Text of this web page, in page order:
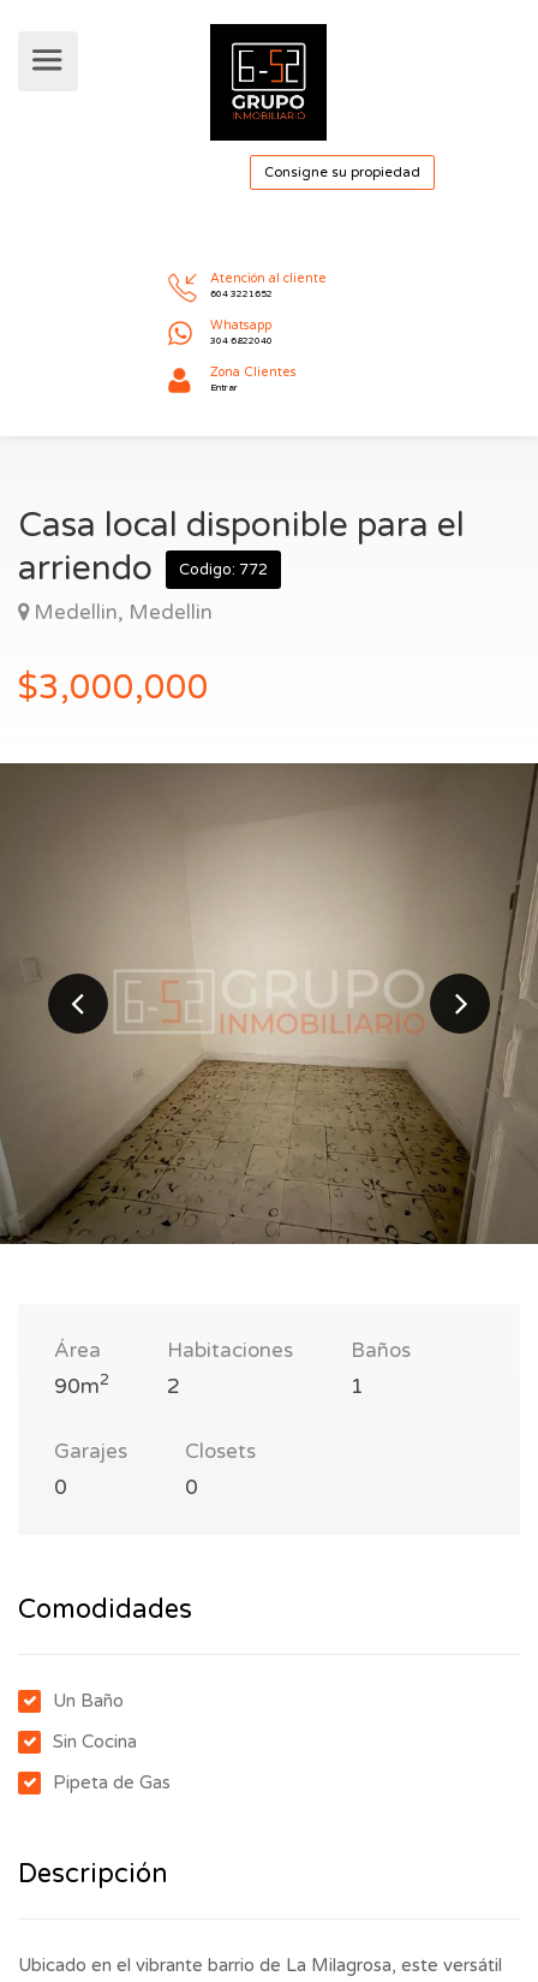
Zona Clientes
Casa local disponible para el
arriendo
Codigo: 772
Medellin, Medellin
$3,000,000
Área
90m2
Habitaciones
2
Baños
1
Garajes
0
Closets
0
Comodidades
Un Baño
Sin Cocina
Pipeta de Gas
Descripción
Ubicado en el vibrante barrio de La Milagrosa, este versátil